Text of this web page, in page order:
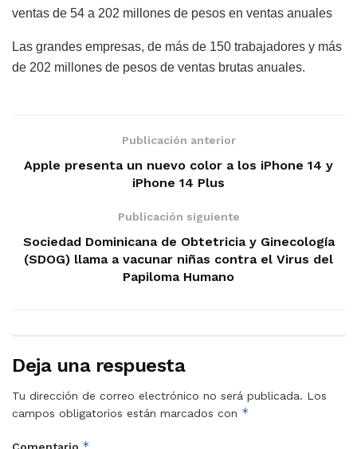
ventas de 54 a 202 millones de pesos en ventas anuales
Las grandes empresas, de más de 150 trabajadores y más
de 202 millones de pesos de ventas brutas anuales.
Publicación anterior
Apple presenta un nuevo color a los iPhone 14 y
iPhone 14 Plus
Publicación siguiente
Sociedad Dominicana de Obtetricia y Ginecología
(SDOG) llama a vacunar niñas contra el Virus del
Papiloma Humano
Deja una respuesta
Tu dirección de correo electrónico no será publicada. Los
campos obligatorios están marcados con *